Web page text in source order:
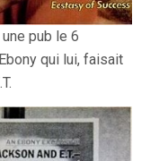
pub le 6
qui lui, faisait